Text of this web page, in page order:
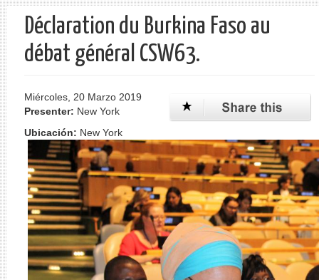
búsqueda
Déclaration du Burkina Faso au
débat général CSW63.
Miércoles, 20 Marzo 2019
Presenter: New York
Ubicación: New York